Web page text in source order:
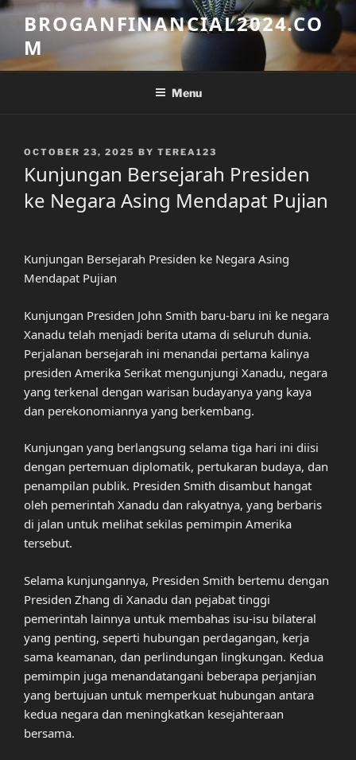
Skip
content
BROGANFINANCIAL2024.CO
M
Menu
POSTED
OCTOBER 23, 2025 BY TEREA123
Kunjungan Bersejarah Presiden
ke Negara Asing Mendapat Pujian
Kunjungan Bersejarah Presiden ke Negara Asing
Mendapat Pujian
Kunjungan Presiden John Smith baru-baru ini ke negara
Xanadu telah menjadi berita utama di seluruh dunia.
Perjalanan bersejarah ini menandai pertama kalinya
presiden Amerika Serikat mengunjungi Xanadu, negara
yang terkenal dengan warisan budayanya yang kaya
dan perekonomiannya yang berkembang.
Kunjungan yang berlangsung selama tiga hari ini diisi
dengan pertemuan diplomatik, pertukaran budaya, dan
penampilan publik. Presiden Smith disambut hangat
oleh pemerintah Xanadu dan rakyatnya, yang berbaris
di jalan untuk melihat sekilas pemimpin Amerika
tersebut.
Selama kunjungannya, Presiden Smith bertemu dengan
Presiden Zhang di Xanadu dan pejabat tinggi
pemerintah lainnya untuk membahas isu-isu bilateral
yang penting, seperti hubungan perdagangan, kerja
sama keamanan, dan perlindungan lingkungan. Kedua
pemimpin juga menandatangani beberapa perjanjian
yang bertujuan untuk memperkuat hubungan antara
kedua negara dan meningkatkan kesejahteraan
bersama.